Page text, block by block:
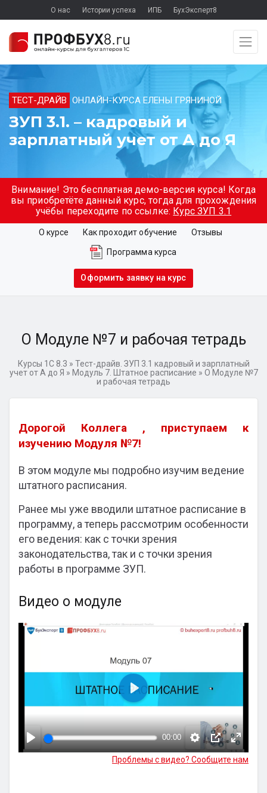
О нас Истории успеха ИПБ БухЭксперт8
ТЕСТ-ДРАЙВ ОНЛАЙН-КУРСА ЕЛЕНЫ ГРЯНИНОЙ
ЗУП 3.1. – кадровый и
зарплатный учет от А до Я
Внимание! Это бесплатная демо-версия курса! Когда
вы приобретёте данный курс, тогда для прохождения
учёбы переходите по ссылке: Курс ЗУП 3.1
О курсе Как проходит обучение Отзывы
Программа курса
Оформить заявку на курс
О Модуле №7 и рабочая тетрадь
Курсы 1С 8.3 » Тест-драйв. ЗУП 3.1 кадровый и зарплатный
учет от А до Я » Модуль 7. Штатное расписание » О Модуле №7
и рабочая тетрадь
Дорогой Коллега , приступаем к
изучению Модуля №7!
В этом модуле мы подробно изучим ведение
штатного расписания.
Ранее мы уже вводили штатное расписание в
программу, а теперь рассмотрим особенности
его ведения: как с точки зрения
законодательства, так и с точки зрения
работы в программе ЗУП.
Видео о модуле
00:00
Воспроизвести
Проблемы с видео? Сообщите нам